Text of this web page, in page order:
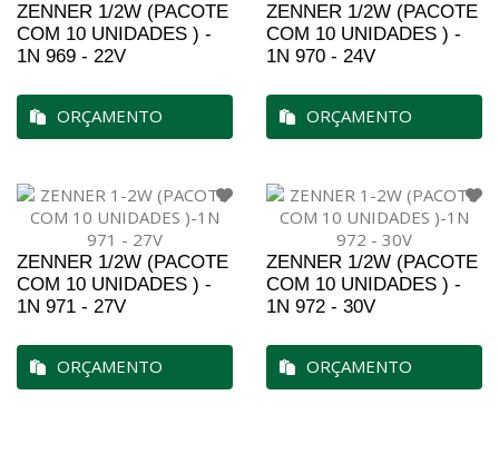
ZENNER 1/2W (PACOTE
COM 10 UNIDADES ) -
1N 969 - 22V
ORÇAMENTO
ZENNER 1/2W (PACOTE
COM 10 UNIDADES ) -
1N 970 - 24V
ORÇAMENTO
ZENNER 1/2W (PACOTE
COM 10 UNIDADES ) -
1N 971 - 27V
ORÇAMENTO
ZENNER 1/2W (PACOTE
COM 10 UNIDADES ) -
1N 972 - 30V
ORÇAMENTO